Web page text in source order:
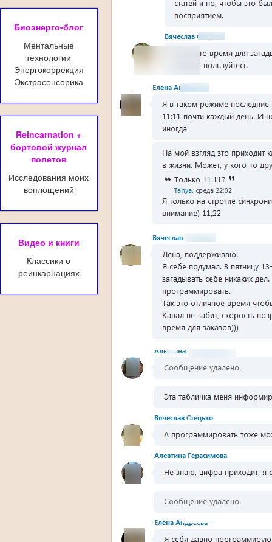
Биоэнерго-блог
Ментальные
технологии
Энергокоррекция
Экстрасенсорика
Reincarnation +
бортовой журнал
полетов
Исследования моих
воплощений
Видео и книги
Классики о
реинкарнациях